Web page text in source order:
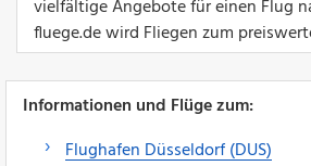
vielfältige Angebote für einen Flug
fluege.de wird Fliegen zum
Informationen und Flüge zum:
Flughafen Düsseldorf (DUS)